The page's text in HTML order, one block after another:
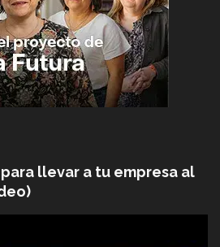
llevar a tu empresa al